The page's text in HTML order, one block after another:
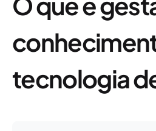
tecnologia